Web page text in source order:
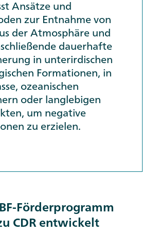
Ansätze und
zur Entnahme von
der Atmosphäre und
dauerhafte
in unterirdischen
Formationen, in
ozeanischen
oder langlebigen
um negative
zu erzielen.
Förderprogramm
CDR entwickelt